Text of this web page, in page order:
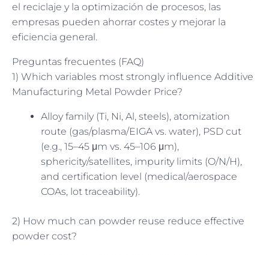
el reciclaje y la optimización de procesos, las
empresas pueden ahorrar costes y mejorar la
eficiencia general.
Preguntas frecuentes (FAQ)
1) Which variables most strongly influence Additive
Manufacturing Metal Powder Price?
Alloy family (Ti, Ni, Al, steels), atomization
route (gas/plasma/EIGA vs. water), PSD cut
(e.g., 15–45 μm vs. 45–106 μm),
sphericity/satellites, impurity limits (O/N/H),
and certification level (medical/aerospace
COAs, lot traceability).
2) How much can powder reuse reduce effective
powder cost?